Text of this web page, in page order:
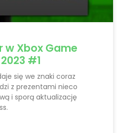
w Xbox Game
#1
się we znaki coraz
z prezentami nieco
i sporą aktualizację